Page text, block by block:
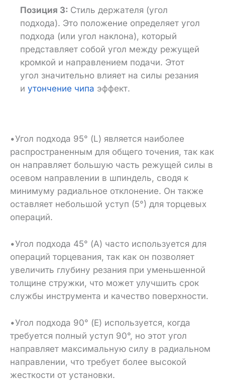
Позиция 3: Стиль держателя (угол
подхода). Это положение определяет угол
подхода (или угол наклона), который
представляет собой угол между режущей
кромкой и направлением подачи. Этот
угол значительно влияет на силы резания
и утончение чипа эффект.
•Угол подхода 95° (L) является наиболее
распространенным для общего точения, так как
он направляет большую часть режущей силы в
осевом направлении в шпиндель, сводя к
минимуму радиальное отклонение. Он также
оставляет небольшой уступ (5°) для торцевых
операций.
•Угол подхода 45° (A) часто используется для
операций торцевания, так как он позволяет
увеличить глубину резания при уменьшенной
толщине стружки, что может улучшить срок
службы инструмента и качество поверхности.
•Угол подхода 90° (E) используется, когда
требуется полный уступ 90°, но этот угол
направляет максимальную силу в радиальном
направлении, что требует более высокой
жесткости от установки.